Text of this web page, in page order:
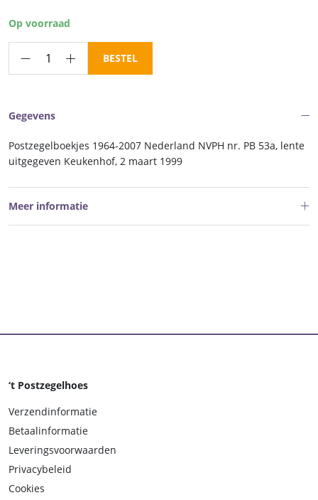
Op voorraad
Postzegelboekjes
1964-
nr.
PB
BESTEL
Gegevens
Postzegelboekjes 1964-2007 Nederland NVPH nr. PB 53a, lente
uitgegeven Keukenhof, 2 maart 1999
Meer informatie
‘t Postzegelhoes
Verzendinformatie
Betaalinformatie
Leveringsvoorwaarden
Privacybeleid
Cookies